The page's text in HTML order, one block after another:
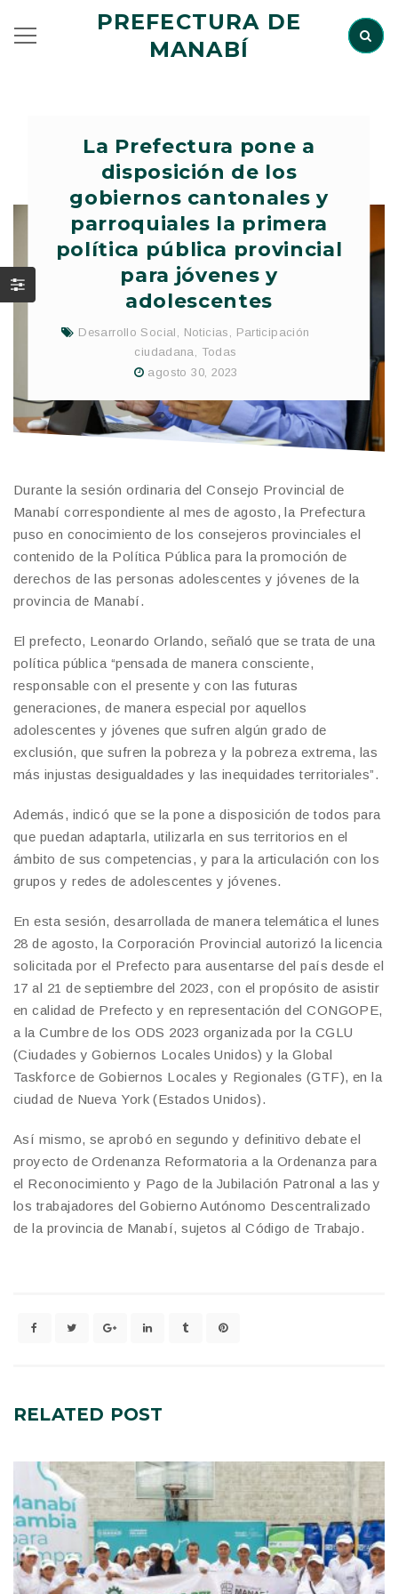
PREFECTURA DE
MANABÍ
La Prefectura pone a
disposición de los
gobiernos cantonales y
parroquiales la primera
política pública provincial
para jóvenes y
adolescentes
Desarrollo Social , Noticias , Participación
ciudadana, Todas
agosto 30, 2023
Durante la sesión ordinaria del Consejo Provincial de
Manabí correspondiente al mes de agosto, la Prefectura
puso en conocimiento de los consejeros provinciales el
contenido de la Política Pública para la promoción de
derechos de las personas adolescentes y jóvenes de la
provincia de Manabí.
El prefecto, Leonardo Orlando, señaló que se trata de una
política pública “pensada de manera consciente,
responsable con el presente y con las futuras
generaciones, de manera especial por aquellos
adolescentes y jóvenes que sufren algún grado de
exclusión, que sufren la pobreza y la pobreza extrema, las
más injustas desigualdades y las inequidades territoriales”.
Además, indicó que se la pone a disposición de todos para
que puedan adaptarla, utilizarla en sus territorios en el
ámbito de sus competencias, y para la articulación con los
grupos y redes de adolescentes y jóvenes.
En esta sesión, desarrollada de manera telemática el lunes
28 de agosto, la Corporación Provincial autorizó la licencia
solicitada por el Prefecto para ausentarse del país desde el
17 al 21 de septiembre del 2023, con el propósito de asistir
en calidad de Prefecto y en representación del CONGOPE,
a la Cumbre de los ODS 2023 organizada por la CGLU
(Ciudades y Gobiernos Locales Unidos) y la Global
Taskforce de Gobiernos Locales y Regionales (GTF), en la
ciudad de Nueva York (Estados Unidos).
Así mismo, se aprobó en segundo y definitivo debate el
proyecto de Ordenanza Reformatoria a la Ordenanza para
el Reconocimiento y Pago de la Jubilación Patronal a las y
los trabajadores del Gobierno Autónomo Descentralizado
de la provincia de Manabí, sujetos al Código de Trabajo.
RELATED POST